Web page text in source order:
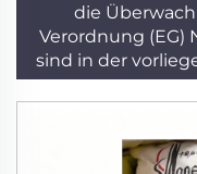
die
Verordnung (EG)
sind in der